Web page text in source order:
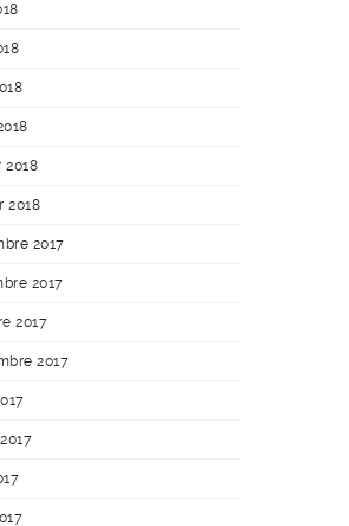
2018
2018
2017
2017
2017
2017